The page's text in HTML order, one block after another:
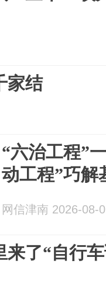
家结
“六治工程”
动工程”巧解
网信津南 2026-08-
了“自行